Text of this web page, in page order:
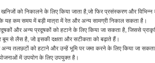
को निकालने के लिए किया जाता है,जो फिर प्रसंस्करण और विभिन्न
यह कम समय में बड़ी मात्रा में रेत और अन्य सामग्री निकाल सकता है।
और अन्य प्रदूषकों को हटाने के लिए किया जा सकता है, जिससे
बूम से लैस है, जो इसकी दक्षता और सटीकता को बढ़ाते हैं।
तलछटों को हटाने और उन्हें भूमि पर जमा करने के लिए किया जा
में उपयोग के लिए उपयुक्त है।